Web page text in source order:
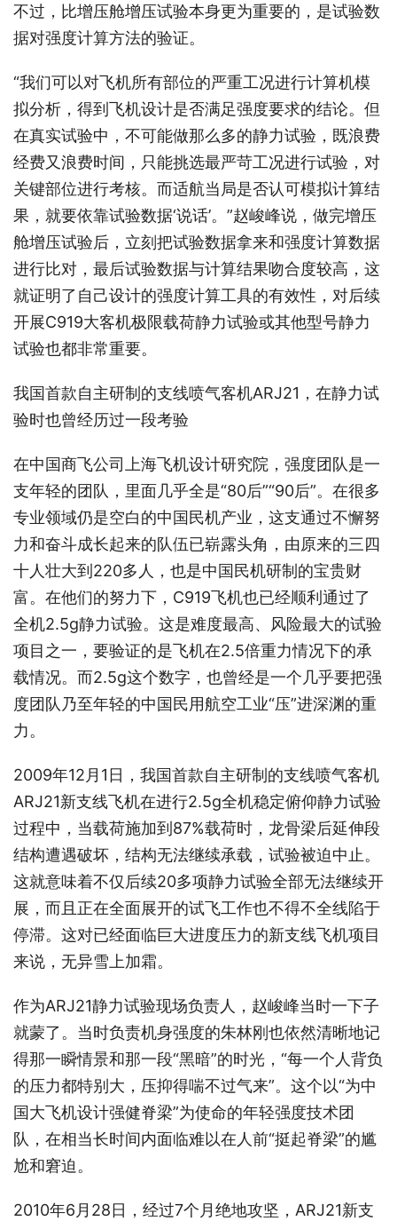
不过，比增压舱增压试验本身更为重要的，是试验数
据对强度计算方法的验证。
“我们可以对飞机所有部位的严重工况进行计算机模
拟分析，得到飞机设计是否满足强度要求的结论。但
在真实试验中，不可能做那么多的静力试验，既浪费
经费又浪费时间，只能挑选最严苛工况进行试验，对
关键部位进行考核。而适航当局是否认可模拟计算结
果，就要依靠试验数据‘说话’。”赵峻峰说，做完增压
舱增压试验后，立刻把试验数据拿来和强度计算数据
进行比对，最后试验数据与计算结果吻合度较高，这
就证明了自己设计的强度计算工具的有效性，对后续
开展C919大客机极限载荷静力试验或其他型号静力
试验也都非常重要。
我国首款自主研制的支线喷气客机ARJ21，在静力试
验时也曾经历过一段考验
在中国商飞公司上海飞机设计研究院，强度团队是一
支年轻的团队，里面几乎全是“80后”“90后”。在很多
专业领域仍是空白的中国民机产业，这支通过不懈努
力和奋斗成长起来的队伍已崭露头角，由原来的三四
十人壮大到220多人，也是中国民机研制的宝贵财
富。在他们的努力下，C919飞机也已经顺利通过了
全机2.5g静力试验。这是难度最高、风险最大的试验
项目之一，要验证的是飞机在2.5倍重力情况下的承
载情况。而2.5g这个数字，也曾经是一个几乎要把强
度团队乃至年轻的中国民用航空工业“压”进深渊的重
力。
2009年12月1日，我国首款自主研制的支线喷气客机
ARJ21新支线飞机在进行2.5g全机稳定俯仰静力试验
过程中，当载荷施加到87%载荷时，龙骨梁后延伸段
结构遭遇破坏，结构无法继续承载，试验被迫中止。
这就意味着不仅后续20多项静力试验全部无法继续开
展，而且正在全面展开的试飞工作也不得不全线陷于
停滞。这对已经面临巨大进度压力的新支线飞机项目
来说，无异雪上加霜。
作为ARJ21静力试验现场负责人，赵峻峰当时一下子
就蒙了。当时负责机身强度的朱林刚也依然清晰地记
得那一瞬情景和那一段“黑暗”的时光，“每一个人背负
的压力都特别大，压抑得喘不过气来”。这个以“为中
国大飞机设计强健脊梁”为使命的年轻强度技术团
队，在相当长时间内面临难以在人前“挺起脊梁”的尴
尬和窘迫。
2010年6月28日，经过7个月绝地攻坚，ARJ21新支